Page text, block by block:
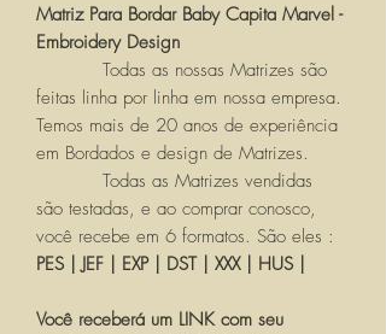
Matriz Para Bordar Baby Capita Marvel -
Embroidery Design
Todas as nossas Matrizes são
feitas linha por linha em nossa empresa.
Temos mais de 20 anos de experiência
em Bordados e design de Matrizes.
Todas as Matrizes vendidas
são testadas, e ao comprar conosco,
você recebe em 6 formatos. São eles :
PES | JEF | EXP | DST | XXX | HUS |
Você receberá um LINK com seu